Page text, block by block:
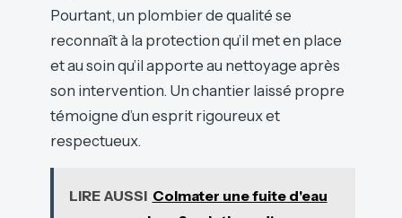
Pourtant, un plombier de qualité se
reconnaît à la protection qu’il met en place
et au soin qu’il apporte au nettoyage après
son intervention. Un chantier laissé propre
témoigne d’un esprit rigoureux et
respectueux.
LIRE AUSSI Colmater une fuite d'eau